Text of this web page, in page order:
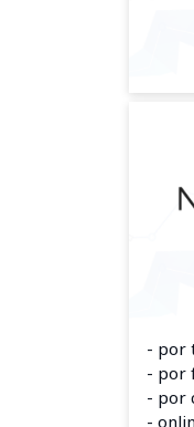
- por
- por
- por
-